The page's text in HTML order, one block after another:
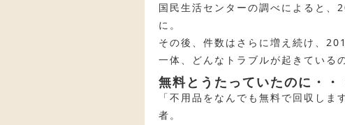
国民生活センターの調べによると
に。
その後、件数はさらに増え続け、
一体、どんなトラブルが起きている
無料とうたっていたのに・・
「不用品をなんでも無料で回収し
者。